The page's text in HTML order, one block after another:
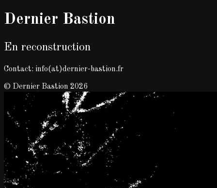
Dernier Bastion
En reconstruction
Contact: info(at)dernier-bastion.fr
© Dernier Bastion 2026